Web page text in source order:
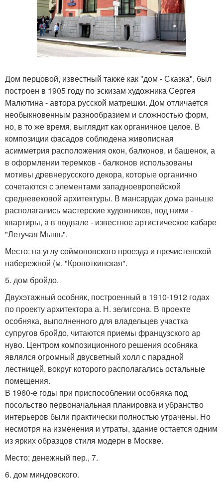
Дом перцовой, известный также как "дом - Сказка", был
построен в 1905 году по эскизам художника Сергея
Малютина - автора русской матрешки. Дом отличается
необыкновенным разнообразием и сложностью форм,
но, в то же время, выглядит как органичное целое. В
композиции фасадов соблюдена живописная
асимметрия расположения окон, балконов, и башенок, а
в оформлении теремков - балконов использованы
мотивы древнерусского декора, которые органично
сочетаются с элементами западноевропейской
средневековой архитектуры. В мансардах дома раньше
располагались мастерские художников, под ними -
квартиры, а в подвале - известное артистическое кабаре
"Летучая Мышь".
Место: на углу соймоновского проезда и пречистенской
набережной (м. "Кропоткинская".
5. дом бройдо.
Двухэтажный особняк, построенный в 1910-1912 годах
по проекту архитектора а. Н. зелигсона. В проекте
особняка, выполненного для владельцев участка
супругов бройдо, читаются приемы французского ар
нуво. Центром композиционного решения особняка
являлся огромный двусветный холл с парадной
лестницей, вокруг которого располагались остальные
помещения.
В 1960-е годы при приспособлении особняка под
посольство первоначальная планировка и убранство
интерьеров были практически полностью утрачены. Но
несмотря на изменения и утраты, здание остается одним
из ярких образцов стиля модерн в Москве.
Место: денежный пер., 7.
6. дом миндовского.